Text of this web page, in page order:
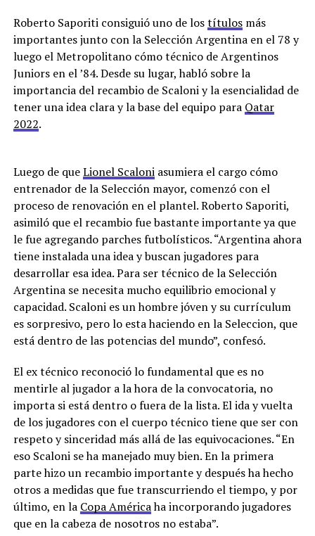
Roberto Saporiti consiguió uno de lostítulosmás
importantes junto con la Selección Argentina en el 78 y
luego el Metropolitano cómo técnico de Argentinos
Juniors en el ’84. Desde su lugar, habló sobre la
importancia del recambio de Scaloni y la esencialidad de
tener una idea clara y la base del equipo para Qatar
2022.
Luego de queLionel Scaloniasumiera el cargo cómo
entrenador de la Selección mayor, comenzó con el
proceso de renovación en el plantel. Roberto Saporiti,
asimiló que el recambio fue bastante importante ya que
le fue agregando parches futbolísticos. “Argentina ahora
tiene instalada una idea y buscan jugadores para
desarrollar esa idea. Para ser técnico de la Selección
Argentina se necesita mucho equilibrio emocional y
capacidad. Scaloni es un hombre jóven y su currículum
es sorpresivo, pero lo esta haciendo en la Seleccion, que
está dentro de las potencias del mundo”, confesó.
El ex técnico reconoció lo fundamental que es no
mentirle al jugador a la hora de la convocatoria, no
importa si está dentro o fuera de la lista. El ida y vuelta
de los jugadores con el cuerpo técnico tiene que ser con
respeto y sinceridad más allá de las equivocaciones. “En
eso Scaloni se ha manejado muy bien. En la primera
parte hizo un recambio importante y después ha hecho
otros a medidas que fue transcurriendo el tiempo, y por
último, en la Copa Américaha incorporando jugadores
que en la cabeza de nosotros no estaba”.